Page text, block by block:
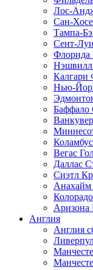
Лос-
Сан-
Тампа-
Сент-
Флорида
Нэшвилл
Калгари
Нью-
Баффало
Вегас
Даллас
Сиэтл
Анахайм
Аризона
Англия
Англия